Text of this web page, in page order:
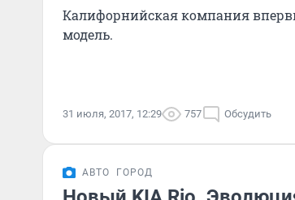
Калифорнийская компания
модель.
31 июля, 2017, 12:29 757 Обсудить
АВТО ГОРОД